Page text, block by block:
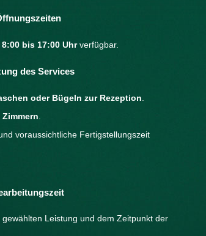
bis 17:00 Uhrverfügbar.
des Services
oder Bügeln zur Rezeption
voraussichtliche Fertigstellungszeit
Leistung und dem Zeitpunkt der